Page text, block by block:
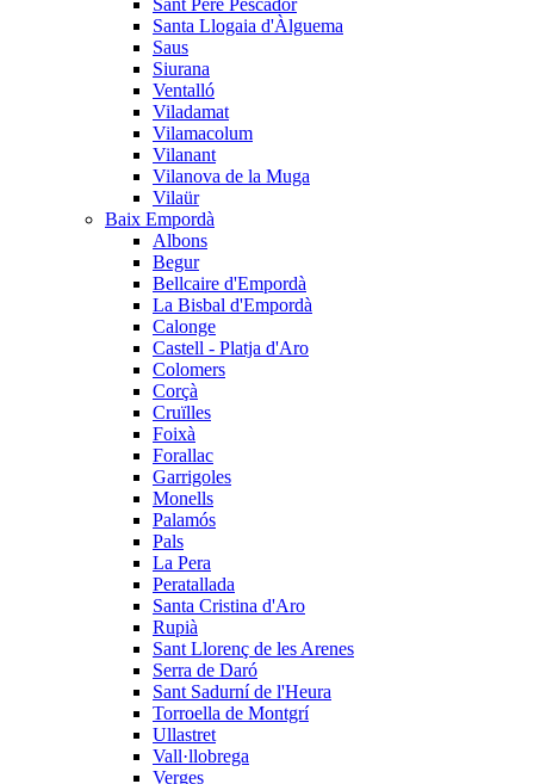
Sant Pere Pescador
Santa Llogaia d'Àlguema
Saus
Siurana
Ventalló
Viladamat
Vilamacolum
Vilanant
Vilanova de la Muga
Vilaür
Baix Empordà
Albons
Begur
Bellcaire d'Empordà
La Bisbal d'Empordà
Calonge
Castell - Platja d'Aro
Colomers
Corçà
Cruïlles
Foixà
Forallac
Garrigoles
Monells
Palamós
Pals
La Pera
Peratallada
Santa Cristina d'Aro
Rupià
Sant Llorenç de les Arenes
Serra de Daró
Sant Sadurní de l'Heura
Torroella de Montgrí
Ullastret
Vall·llobrega
Verges